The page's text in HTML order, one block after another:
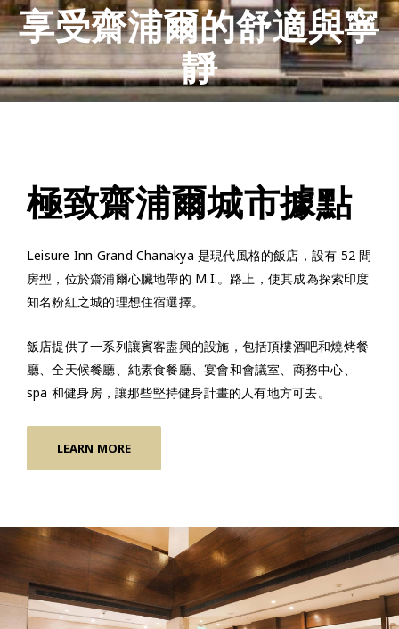
享受齋浦爾的舒適與寧
靜
極致齋浦爾城市據點
Leisure Inn Grand Chanakya 是現代風格的飯店，設有 52 間
房型，位於齋浦爾心臟地帶的 M.I.。路上，使其成為探索印度
知名粉紅之城的理想住宿選擇。
飯店提供了一系列讓賓客盡興的設施，包括頂樓酒吧和燒烤餐
廳、全天候餐廳、純素食餐廳、宴會和會議室、商務中心、
spa 和健身房，讓那些堅持健身計畫的人有地方可去。
LEARN MORE